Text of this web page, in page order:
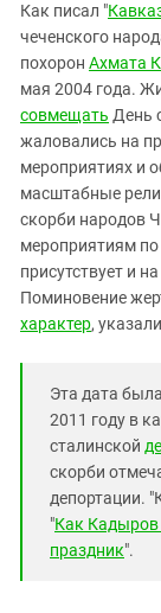
Чечня
Южная Осетия
Южный Кавказ
ЮФО
Как писал "
чеченского
похорон Ахмата
мая 2004 года.
совмещать День
жаловались на
мероприятиях и
масштабные
скорби народов
мероприятиям
присутствует и
Поминовение
характер,
Эта дата
2011 году в
сталинской
скорби
депортации.
"Как Кадыров
праздник".